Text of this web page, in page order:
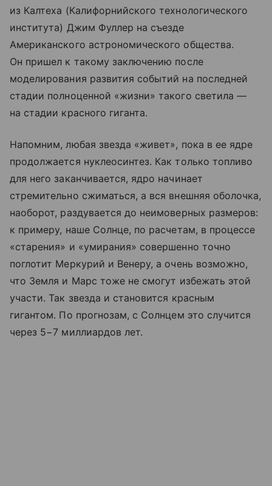
из Калтеха (Калифорнийского технологического
института) Джим Фуллер на съезде
Американского астрономического общества.
Он пришел к такому заключению после
моделирования развития событий на последней
стадии полноценной «жизни» такого светила —
на стадии красного гиганта.
Напомним, любая звезда «живет», пока в ее ядре
продолжается нуклеосинтез. Как только топливо
для него заканчивается, ядро начинает
стремительно сжиматься, а вся внешняя оболочка,
наоборот, раздувается до неимоверных размеров:
к примеру, наше Солнце, по расчетам, в процессе
«старения» и «умирания» совершенно точно
поглотит Меркурий и Венеру, а очень возможно,
что Земля и Марс тоже не смогут избежать этой
участи. Так звезда и становится красным
гигантом. По прогнозам, с Солнцем это случится
через 5−7 миллиардов лет.